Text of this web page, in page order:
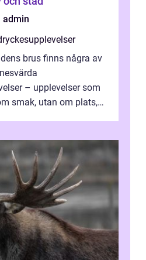
admin
brus finns några av
– upplevelser som
smak, utan om plats,